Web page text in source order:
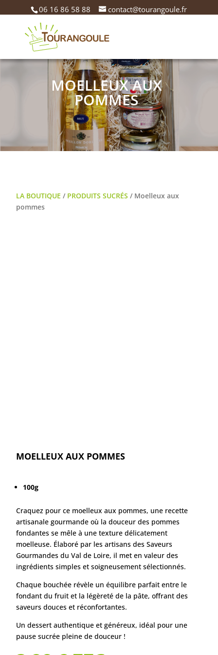
06 16 86 58 88 contact@tourangoule.fr
MOELLEUX AUX
POMMES
LA BOUTIQUE / PRODUITS SUCRÉS / Moelleux aux
pommes
MOELLEUX AUX POMMES
100g
Craquez pour ce moelleux aux pommes, une recette
artisanale gourmande où la douceur des pommes
fondantes se mêle à une texture délicatement
moelleuse. Élaboré par les artisans des Saveurs
Gourmandes du Val de Loire, il met en valeur des
ingrédients simples et soigneusement sélectionnés.
Chaque bouchée révèle un équilibre parfait entre le
fondant du fruit et la légèreté de la pâte, offrant des
saveurs douces et réconfortantes.
Un dessert authentique et généreux, idéal pour une
pause sucrée pleine de douceur !